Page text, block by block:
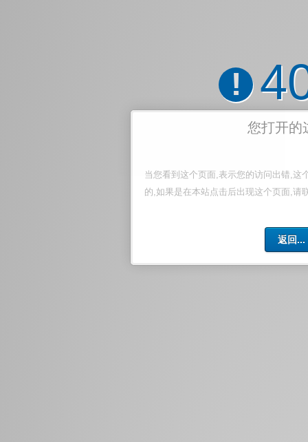
!
您打开的
当您看到这个页面,表示您的访问出错,这
的,如果是在本站点击后出现这个页面,请
返回...